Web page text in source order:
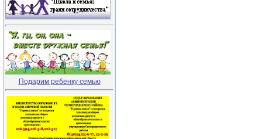
Подарим ребенку семью